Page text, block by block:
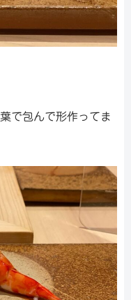
で包んで形作ってま